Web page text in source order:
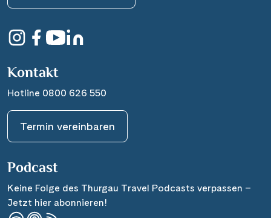
Kontakt
Hotline 0800 626 550
Termin vereinbaren
Podcast
Keine Folge des Thurgau Travel Podcasts verpassen –
Jetzt hier abonnieren!